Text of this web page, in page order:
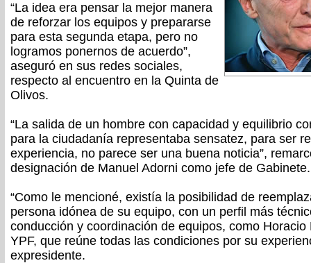
“La idea era pensar la mejor manera
de reforzar los equipos y prepararse
para esta segunda etapa, pero no
logramos ponernos de acuerdo”,
aseguró en sus redes sociales,
respecto al encuentro en la Quinta de
Olivos.
“La salida de un hombre con capacidad y equilibrio
para la ciudadanía representaba sensatez, para ser
experiencia, no parece ser una buena noticia”,
designación de Manuel Adorni como jefe de Gabinete.
“Como le mencioné, existía la posibilidad de
persona idónea de su equipo, con un perfil más
conducción y coordinación de equipos, como
YPF, que reúne todas las condiciones por su
expresidente.